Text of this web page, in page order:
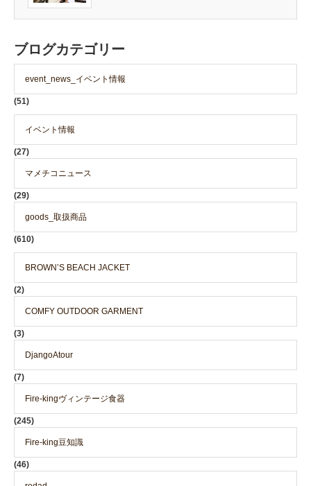
ブログカテゴリー
event_news_イベント情報
(51)
イベント情報
(27)
マメチコニュース
(29)
goods_取扱商品
(610)
BROWN’S BEACH JACKET
(2)
COMFY OUTDOOR GARMENT
(3)
DjangoAtour
(7)
Fire-kingヴィンテージ食器
(245)
Fire-king豆知識
(46)